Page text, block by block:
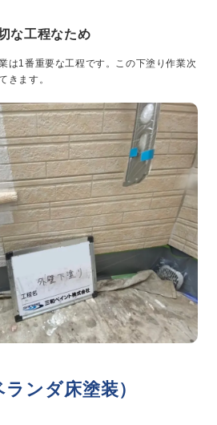
な工程なため
は1番重要な工程です。この下塗り作業次
きます。
ンダ床塗装）